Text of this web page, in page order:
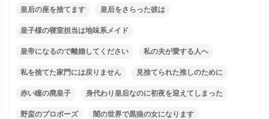
皇后の座を捨てます 皇后をさらった彼は
皇子様の寝室担当は地味系メイド
皇帝になるので離婚してください 私の夫が愛する人へ
私を捨てた家門には戻りません 見捨てられた推しのために
赤い瞳の廃皇子 身代わり皇后なのに初夜を迎えてしまった
野蛮のプロポーズ 闇の世界で黒狼の女になります